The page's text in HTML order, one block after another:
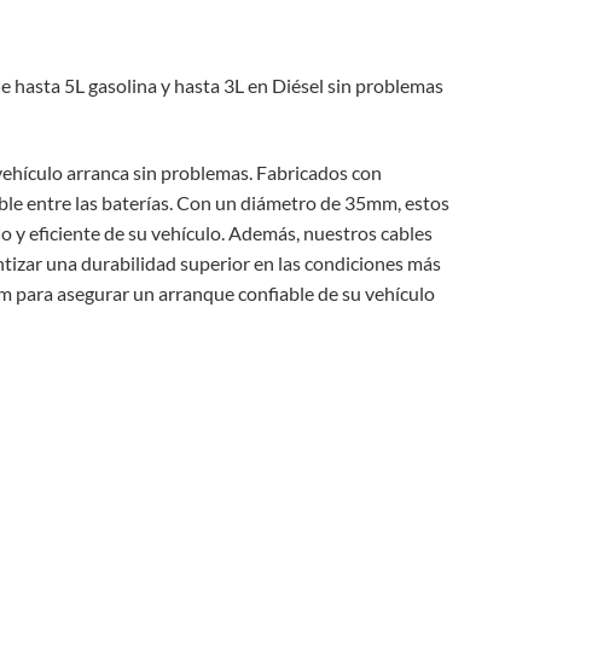
5L gasolina y hasta 3L en Diésel sin problemas
arranca sin problemas. Fabricados con
entre las baterías. Con un diámetro de 35mm, estos
eficiente de su vehículo. Además, nuestros cables
una durabilidad superior en las condiciones más
para asegurar un arranque confiable de su vehículo